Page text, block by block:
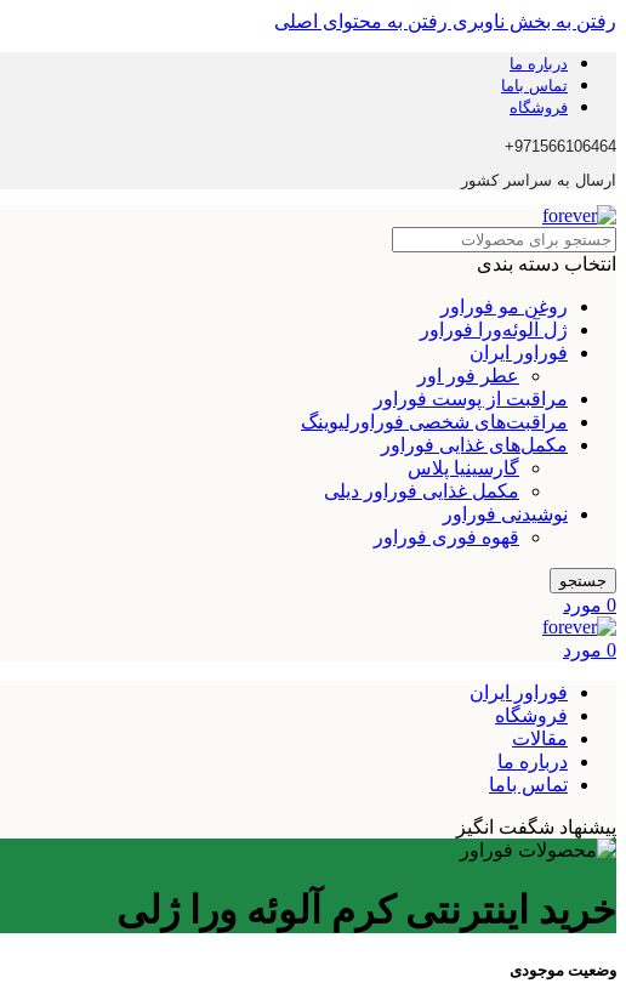
رفتن به بخش ناوبری رفتن به محتوای اصلی
درباره ما
تماس باما
فروشگاه
971566106464+
ارسال به سراسر کشور
انتخاب دسته بندی
روغن مو فوراور
ژل آلوئه‌ورا فوراور
فوراور ایران
عطر فور اور
مراقبت از پوست فوراور
مراقبت‌های شخصی فوراورلیوینگ
مکمل‌های غذایی فوراور
گارسینیا پلاس
مکمل غذایی فوراور دیلی
نوشیدنی فوراور
قهوه فوری فوراور
جستجو
0 مورد
0 مورد
فوراور ایران
فروشگاه
مقالات
درباره ما
تماس باما
پیشنهاد شگفت انگیز
خرید اینترنتی کرم آلوئه ورا ژلی
وضعیت موجودی